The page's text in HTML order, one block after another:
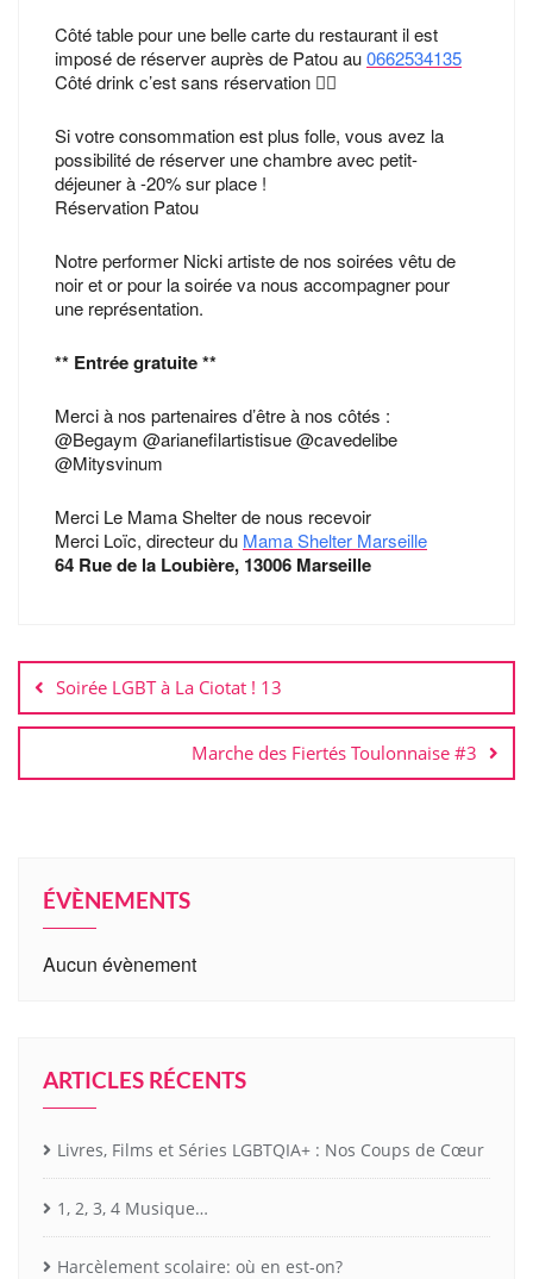
Côté table pour une belle carte du restaurant il est
imposé de réserver auprès de Patou au0662534135
Côté drink c’est sans réservation 🏳️‍🌈
Si votre consommation est plus folle, vous avez la
possibilité de réserver une chambre avec petit-
déjeuner à -20% sur place !
Réservation Patou
Notre performer Nicki artiste de nos soirées vêtu de
noir et or pour la soirée va nous accompagner pour
une représentation.
** Entrée gratuite **
Merci à nos partenaires d’être à nos côtés :
@Begaym @arianefilartistisue @cavedelibe
@Mitysvinum
Merci Le Mama Shelter de nous recevoir
Merci Loïc, directeur du Mama Shelter Marseille
64 Rue de la Loubière, 13006 Marseille
Soirée LGBT à La Ciotat ! 13
Marche des Fiertés Toulonnaise #3
ÉVÈNEMENTS
Aucun évènement
ARTICLES RÉCENTS
Livres, Films et Séries LGBTQIA+ : Nos Coups de Cœur
1, 2, 3, 4 Musique…
Harcèlement scolaire: où en est-on?